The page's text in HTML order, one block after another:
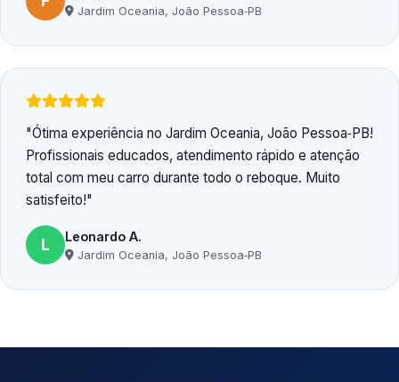
Jardim Oceania, João Pessoa‑PB
Ótima experiência no Jardim Oceania, João Pessoa‑PB!
Profissionais educados, atendimento rápido e atenção
total com meu carro durante todo o reboque. Muito
satisfeito!
L Leonardo A.
Jardim Oceania, João Pessoa‑PB